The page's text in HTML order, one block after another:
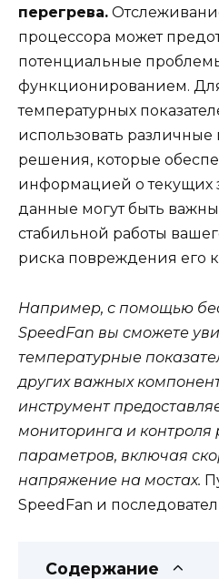
перегрева.
процессора может
потенциальные
функционированием.
температурных
использовать
решения, которые
информацией о текущих
данные могут быть
стабильной работы
риска повреждения его
Например, с помощью
SpeedFan вы сможете
температурные
других важных
инструмент
мониторинга и контроля
параметров, включая
напряжение на мостах.
SpeedFan и
Содержание